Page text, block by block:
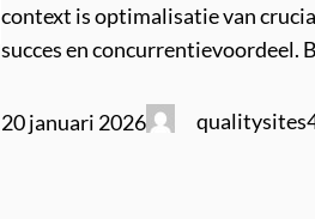
context is optimalisatie van
succes en concurrentievoordeel.
20 januari 2026